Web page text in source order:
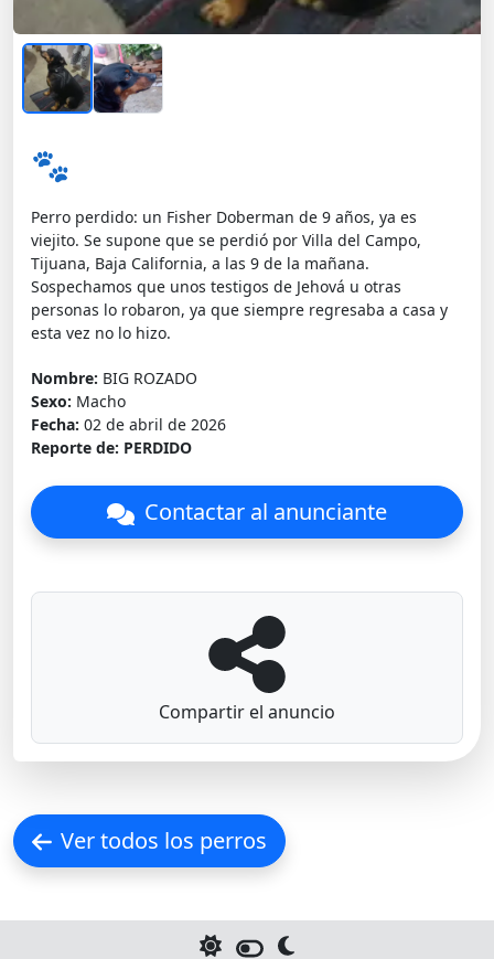
🐾
Perro perdido: un Fisher Doberman de 9 años, ya es
viejito. Se supone que se perdió por Villa del Campo,
Tijuana, Baja California, a las 9 de la mañana.
Sospechamos que unos testigos de Jehová u otras
personas lo robaron, ya que siempre regresaba a casa y
esta vez no lo hizo.
Nombre: BIG ROZADO
Sexo: Macho
Fecha: 02 de abril de 2026
Reporte de: PERDIDO
Contactar al anunciante
Compartir el anuncio
Ver todos los perros